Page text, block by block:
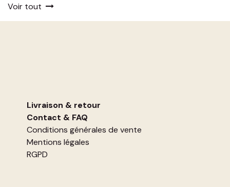
Voir tout
Livraison & retour
Contact & FAQ
Conditions générales de vente
Mentions légales
RGPD